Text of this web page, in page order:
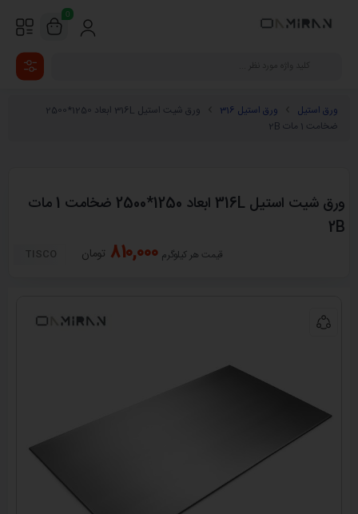
0
ورق استیل ورق استیل 316
ورق شیت استیل 316L ابعاد 1250*2500
ضخامت 1 مات 2B
ورق شیت استیل 316L ابعاد 1250*2500 ضخامت 1 مات
2B
قیمت هر کیلوگرم 810,000 تومان TISCO